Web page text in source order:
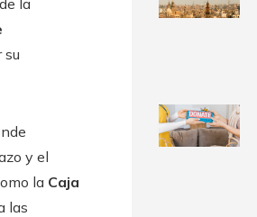
la
su
y el
la Caja
las